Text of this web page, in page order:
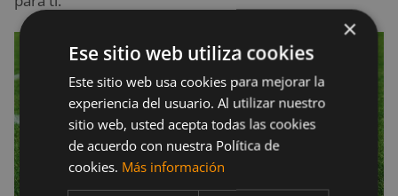
×
Ese sitio web utiliza cookies
Este sitio web usa cookies para mejorar la
experiencia del usuario. Al utilizar nuestro
sitio web, usted acepta todas las cookies
de acuerdo con nuestra Política de
cookies. Más información